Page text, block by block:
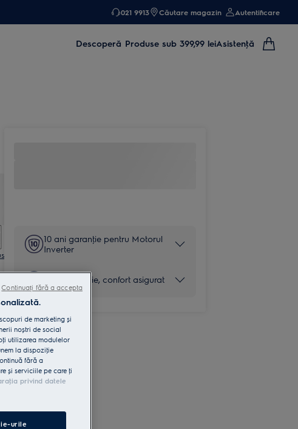
021 9913 Căutare magazin Autentificare
Descoperă Produse sub 399,99 leiAsistenţă
10 ani garanţie pentru Motorul
Inverter
5 ani garanţie, confort asigurat
de marketing și
noștri de social
utilizarea modulelor
la dispoziţie
fără a
și serviciile pe care ţi
privind datele
urile
Continuați fără a accepta